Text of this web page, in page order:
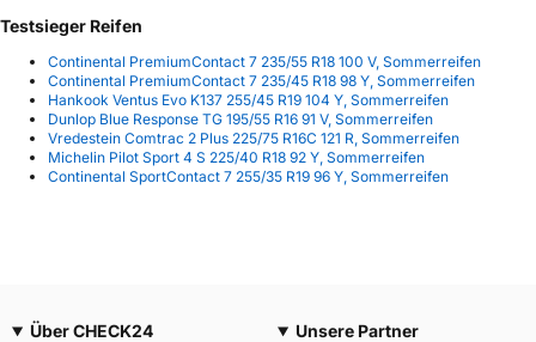
Testsieger Reifen
Continental PremiumContact 7 235/55 R18 100 V, Sommerreifen
Continental PremiumContact 7 235/45 R18 98 Y, Sommerreifen
Hankook Ventus Evo K137 255/45 R19 104 Y, Sommerreifen
Dunlop Blue Response TG 195/55 R16 91 V, Sommerreifen
Vredestein Comtrac 2 Plus 225/75 R16C 121 R, Sommerreifen
Michelin Pilot Sport 4 S 225/40 R18 92 Y, Sommerreifen
Continental SportContact 7 255/35 R19 96 Y, Sommerreifen
Über CHECK24
Unsere Partner